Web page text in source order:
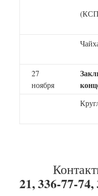
(КСП
27
ноября
Контакты
21, 336-77-